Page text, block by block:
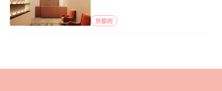
京都府